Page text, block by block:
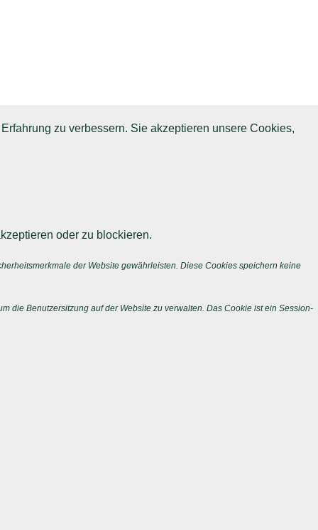
zu verbessern. Sie akzeptieren unsere Cookies,
oder zu blockieren.
der Website gewährleisten. Diese Cookies speichern keine
die Benutzersitzung auf der Website zu verwalten. Das Cookie ist ein Session-